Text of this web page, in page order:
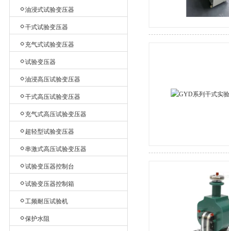
油浸式试验变压器
干式试验变压器
充气式试验变压器
试验变压器
油浸高压试验变压器
干式高压试验变压器
充气式高压试验变压器
超轻型试验变压器
串激式高压试验变压器
试验变压器控制台
试验变压器控制箱
工频耐压试验机
保护水阻